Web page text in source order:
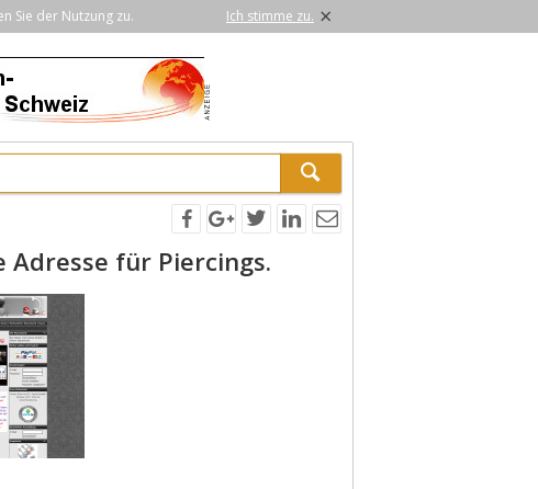
Sie der Nutzung zu. Ich stimme zu. ×
Adresse für Piercings.